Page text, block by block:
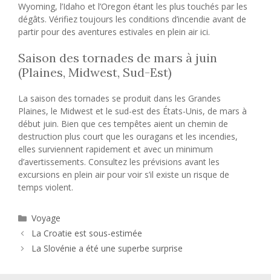
Wyoming, l’Idaho et l’Oregon étant les plus touchés par les
dégâts. Vérifiez toujours les conditions d’incendie avant de
partir pour des aventures estivales en plein air ici.
Saison des tornades de mars à juin
(Plaines, Midwest, Sud-Est)
La saison des tornades se produit dans les Grandes
Plaines, le Midwest et le sud-est des États-Unis, de mars à
début juin. Bien que ces tempêtes aient un chemin de
destruction plus court que les ouragans et les incendies,
elles surviennent rapidement et avec un minimum
d’avertissements. Consultez les prévisions avant les
excursions en plein air pour voir s’il existe un risque de
temps violent.
Catégories
Voyage
La Croatie est sous-estimée
La Slovénie a été une superbe surprise